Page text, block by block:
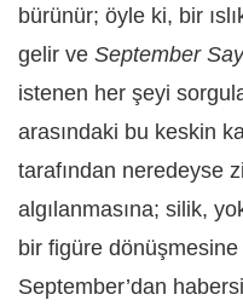
bürünür; öyle ki, bir
gelir ve September
istenen her şeyi
arasındaki bu keskin
tarafından neredeyse
algılanmasına; silik,
bir figüre
September’dan